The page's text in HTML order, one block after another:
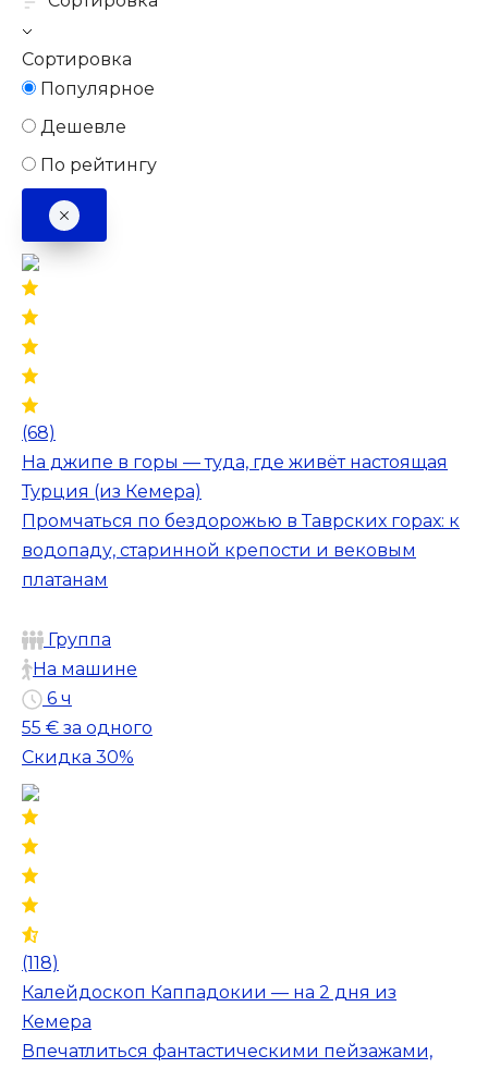
Сортировка
Популярное
Дешевле
По рейтингу
(68)
На джипе в горы — туда, где живёт настоящая
Турция (из Кемера)
Промчаться по бездорожью в Таврских горах: к
водопаду, старинной крепости и вековым
платанам
Группа
На машине
6 ч
55 € за одного
Скидка 30%
(118)
Калейдоскоп Каппадокии — на 2 дня из
Кемера
Впечатлиться фантастическими пейзажами,